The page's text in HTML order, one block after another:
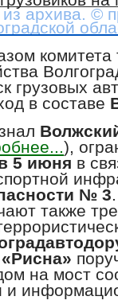
архива. ©
грузовых
в составе
),
5 июня в
№ 3
также
на мост
и